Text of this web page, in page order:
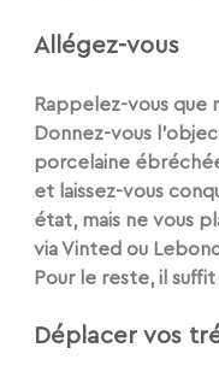
Allégez-vous
Rappelez-vous que
Donnez-vous
porcelaine
et laissez-vous
état, mais ne vous
via Vinted ou
Pour le reste, il
Déplacer vos